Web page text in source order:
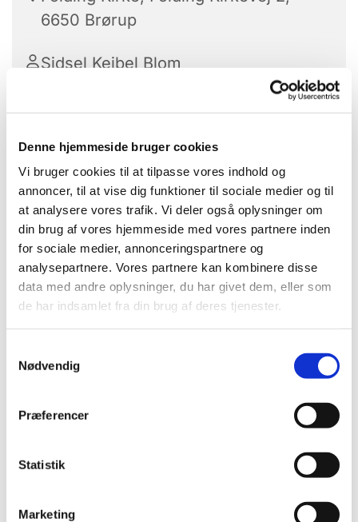
Denne hjemmeside bruger cookies
Vi bruger cookies til at tilpasse vores indhold og
annoncer, til at vise dig funktioner til sociale medier og til
at analysere vores trafik. Vi deler også oplysninger om
din brug af vores hjemmeside med vores partnere inden
for sociale medier, annonceringspartnere og
analysepartnere. Vores partnere kan kombinere disse
data med andre oplysninger, du har givet dem, eller som
de har indsamlet fra din brug af deres tjenester.
Nødvendig
Præferencer
Statistik
Marketing
6650 Brørup
Sidsel Keibel Blom
Du vil måske også kunne